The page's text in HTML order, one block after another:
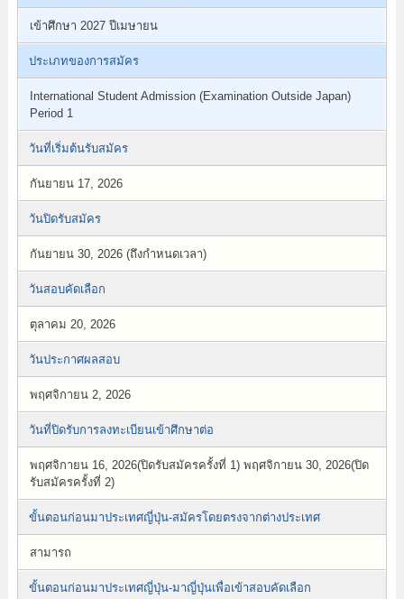
เข้าศึกษา 2027 ปีเมษายน
ประเภทของการสมัคร
International Student Admission (Examination Outside Japan)
Period 1
วันที่เริ่มต้นรับสมัคร
กันยายน 17, 2026
วันปิดรับสมัคร
กันยายน 30, 2026 (ถึงกำหนดเวลา)
วันสอบคัดเลือก
ตุลาคม 20, 2026
วันประกาศผลสอบ
พฤศจิกายน 2, 2026
วันที่ปิดรับการลงทะเบียนเข้าศึกษาต่อ
พฤศจิกายน 16, 2026(ปิดรับสมัครครั้งที่ 1) พฤศจิกายน 30, 2026(ปิด
รับสมัครครั้งที่ 2)
ขั้นตอนก่อนมาประเทศญี่ปุ่น-สมัครโดยตรงจากต่างประเทศ
สามารถ
ขั้นตอนก่อนมาประเทศญี่ปุ่น-มาญี่ปุ่นเพื่อเข้าสอบคัดเลือก